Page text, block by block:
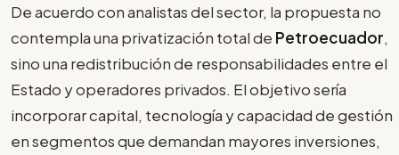
De acuerdo con analistas del sector, la propuesta no
contempla una privatización total de Petroecuador,
sino una redistribución de responsabilidades entre el
Estado y operadores privados. El objetivo sería
incorporar capital, tecnología y capacidad de gestión
en segmentos que demandan mayores inversiones,